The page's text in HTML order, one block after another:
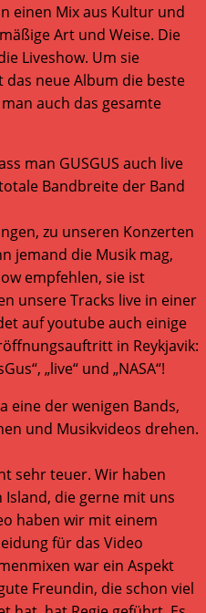
einen Mix aus Kultur und
Art und Weise. Die
Liveshow. Um sie
das neue Album die beste
auch das gesamte
man GUSGUS auch live
Bandbreite der Band
zu unseren Konzerten
jemand die Musik mag,
empfehlen, sie ist
unsere Tracks live in einer
auf youtube auch einige
in Reykjavik:
„live“ und „NASA“!
eine der wenigen Bands,
und Musikvideos drehen.
sehr teuer. Wir haben
die gerne mit uns
haben wir mit einem
für das Video
war ein Aspekt
Freundin, die schon viel